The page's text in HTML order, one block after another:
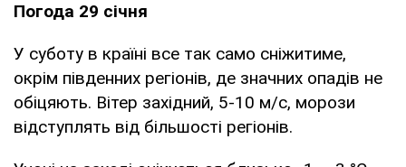
Погода 29 січня
У суботу в країні все так само сніжитиме,
окрім південних регіонів, де значних опадів не
обіцяють. Вітер західний, 5-10 м/с, морози
відступлять від більшості регіонів.